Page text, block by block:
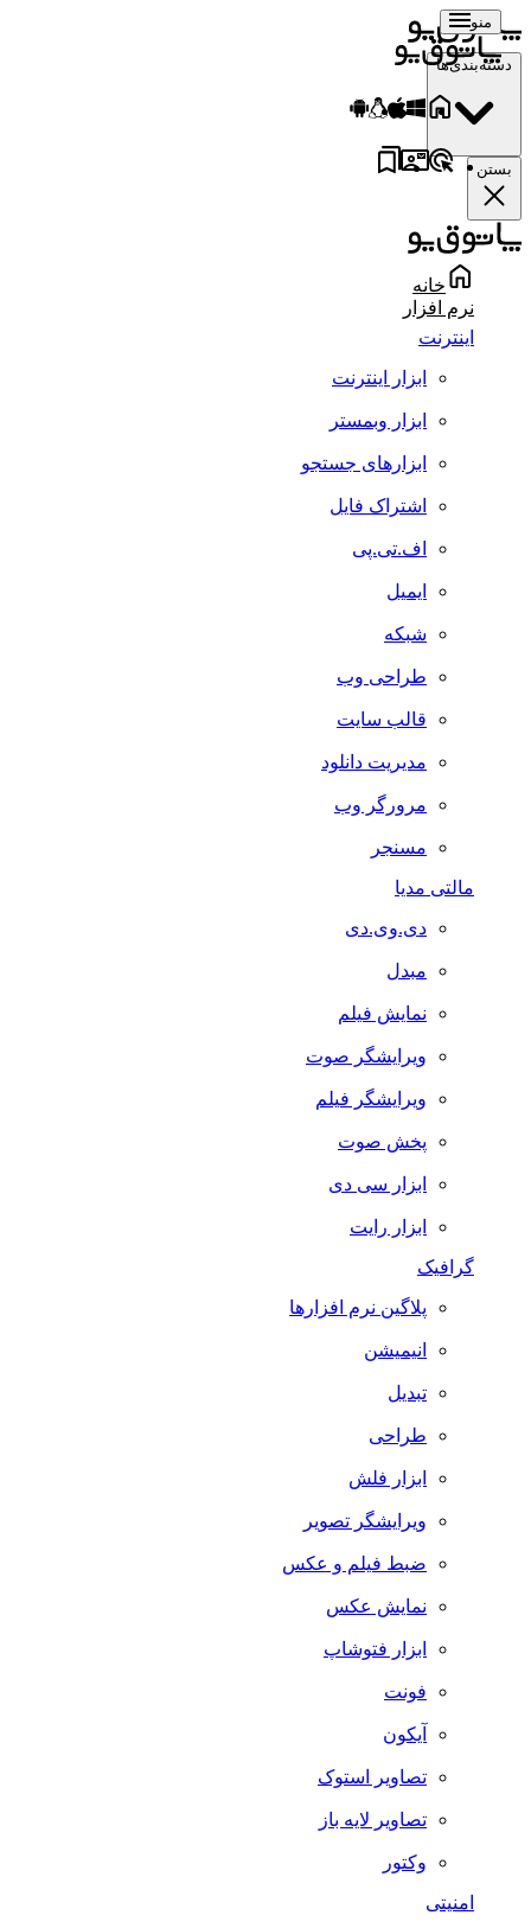
منو
دسته‌بندی‌ها
بستن
خانه
نرم افزار
اینترنت
ابزار اینترنت
ابزار وبمستر
ابزارهای جستجو
اشتراک فایل
اف.تی.پی
ایمیل
شبکه
طراحی وب
قالب سایت
مدیریت دانلود
مرورگر وب
مسنجر
مالتی مدیا
دی.وی.دی
مبدل
نمایش فیلم
ویرایشگر صوت
ویرایشگر فیلم
پخش صوت
ابزار سی دی
ابزار رایت
گرافیک
پلاگین نرم افزارها
انیمیشن
تبدیل
طراحی
ابزار فلش
ویرایشگر تصویر
ضبط فيلم و عكس
نمایش عکس
ابزار فتوشاپ
فونت
آیکون
تصاویر استوک
تصاویر لایه باز
وکتور
امنیتی